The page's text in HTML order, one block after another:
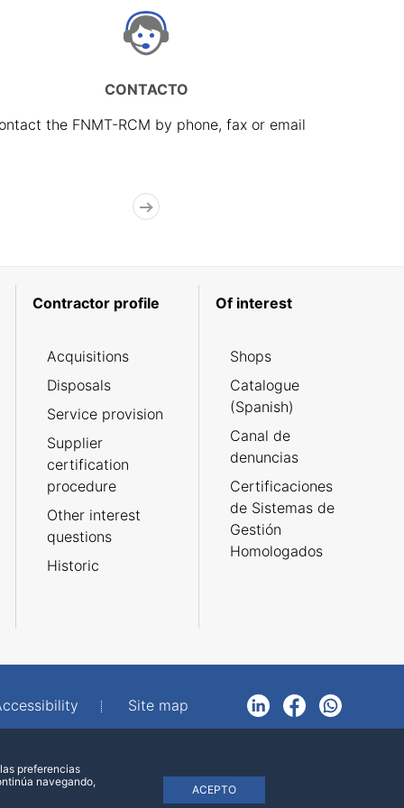
CONTACTO
the FNMT-RCM by phone, fax or email
Contractor profile
Acquisitions
Disposals
Service provision
Supplier
certification
procedure
Other interest
questions
Historic
Of interest
Shops
Catalogue
(Spanish)
Canal de
denuncias
Certificaciones
de Sistemas de
Gestión
Homologados
Site map
LinkedInFacebookWhatsApp
preferencias
navegando,
ACEPTO